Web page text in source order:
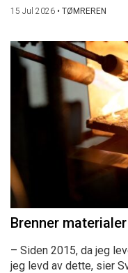
15 Jul 2026 • TØMREREN
Brenner
– Siden 2015, da jeg
jeg levd av dette, sier